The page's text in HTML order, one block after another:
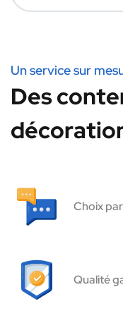
Un service sur
Des
Choix
Qualité